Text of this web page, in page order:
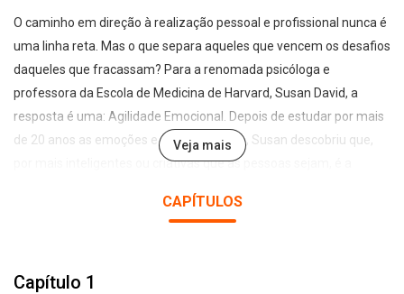
O caminho em direção à realização pessoal e profissional nunca é
uma linha reta. Mas o que separa aqueles que vencem os desafios
daqueles que fracassam? Para a renomada psicóloga e
professora da Escola de Medicina de Harvard, Susan David, a
resposta é uma: Agilidade Emocional. Depois de estudar por mais
de 20 anos as emoções e autorealização, Susan descobriu que,
por mais inteligentes ou criativas que as pessoas sejam, é a
serão felizes e bem-sucedidas em todas as áreas da vida.
empatia, uma abordagem revolucionária para lidar com as
Veja mais
CAPÍTULOS
Capítulo 1